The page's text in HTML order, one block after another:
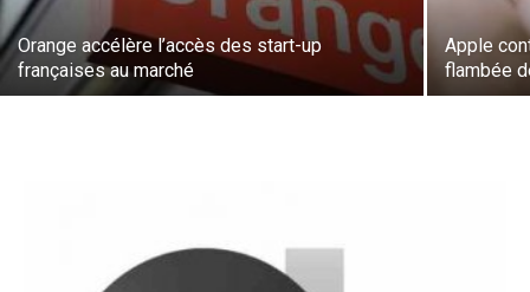
Orange accélère l’accès des start-up
françaises au marché
Apple
flambée